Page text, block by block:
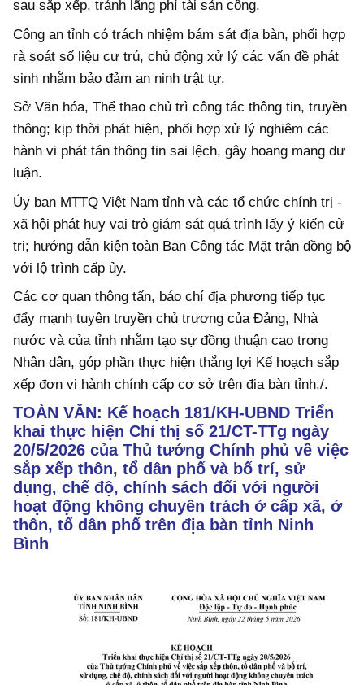
sau sắp xếp, tránh lãng phí tài sản công.
Công an tỉnh có trách nhiệm bám sát địa bàn, phối hợp
rà soát số liệu cư trú, chủ động xử lý các vấn đề phát
sinh nhằm bảo đảm an ninh trật tự.
Sở Văn hóa, Thể thao chủ trì công tác thông tin, truyền
thông; kịp thời phát hiện, phối hợp xử lý nghiêm các
hành vi phát tán thông tin sai lệch, gây hoang mang dư
luận.
Ủy ban MTTQ Việt Nam tỉnh và các tổ chức chính trị -
xã hội phát huy vai trò giám sát quá trình lấy ý kiến cử
tri; hướng dẫn kiện toàn Ban Công tác Mặt trận đồng bộ
với lộ trình cấp ủy.
Các cơ quan thông tấn, báo chí địa phương tiếp tục
đẩy mạnh tuyên truyền chủ trương của Đảng, Nhà
nước và của tỉnh nhằm tạo sự đồng thuận cao trong
Nhân dân, góp phần thực hiện thắng lợi Kế hoạch sắp
xếp đơn vị hành chính cấp cơ sở trên địa bàn tỉnh./.
TOÀN VĂN: Kế hoạch 181/KH-UBND Triển
khai thực hiện Chỉ thị số 21/CT-TTg ngày
20/5/2026 của Thủ tướng Chính phủ về việc
sắp xếp thôn, tổ dân phố và bố trí, sử
dụng, chế độ, chính sách đối với người
hoạt động không chuyên trách ở cấp xã, ở
thôn, tổ dân phố trên địa bàn tỉnh Ninh
Bình